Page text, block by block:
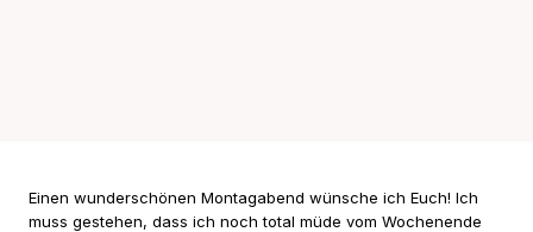
Einen wunderschönen Montagabend wünsche ich Euch! Ich
muss gestehen, dass ich noch total müde vom Wochenende